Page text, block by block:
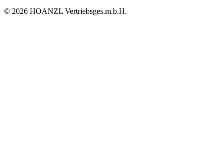
© 2026 HOANZL Vertriebsges.m.b.H.